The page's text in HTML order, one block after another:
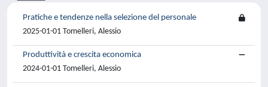
Pratiche e tendenze nella selezione del personale
2025-01-01 Tomelleri, Alessio
Produttività e crescita economica
2024-01-01 Tomelleri, Alessio